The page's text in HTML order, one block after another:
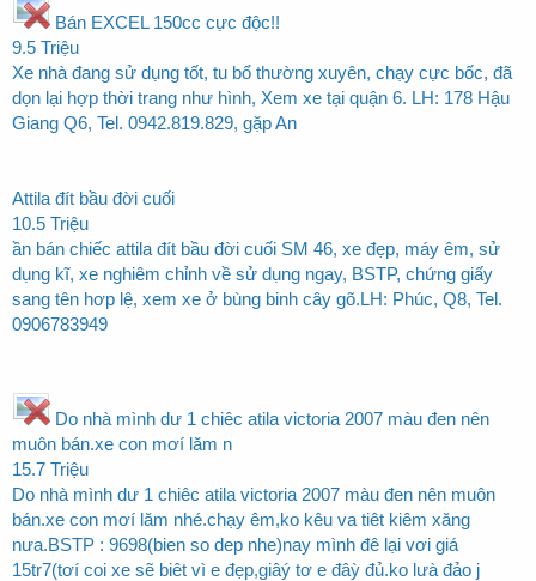
Bán EXCEL 150cc cực độc!!
9.5 Triệu
Xe nhà đang sử dụng tốt, tu bổ thường xuyên, chạy cực bốc, đã
dọn lại hợp thời trang như hình, Xem xe tại quận 6. LH: 178 Hậu
Giang Q6, Tel. 0942.819.829, gặp An
Attila đít bầu đời cuối
10.5 Triệu
ần bán chiếc attila đít bầu đời cuối SM 46, xe đẹp, máy êm, sử
dụng kĩ, xe nghiêm chỉnh về sử dụng ngay, BSTP, chứng giấy
sang tên hơp lệ, xem xe ở bùng binh cây gõ.LH: Phúc, Q8, Tel.
0906783949
Do nhà mình dư 1 chiêc atila victoria 2007 màu đen nên
muôn bán.xe con mơí lăm n
15.7 Triệu
Do nhà mình dư 1 chiêc atila victoria 2007 màu đen nên muôn
bán.xe con mơí lăm nhé.chạy êm,ko kêu va tiêt kiêm xăng
nưa.BSTP : 9698(bien so dep nhe)nay mình đê lại vơi giá
15tr7(tơí coi xe sẽ biêt vì e đẹp,giâý tơ e đâỳ đủ.ko lưà đảo j